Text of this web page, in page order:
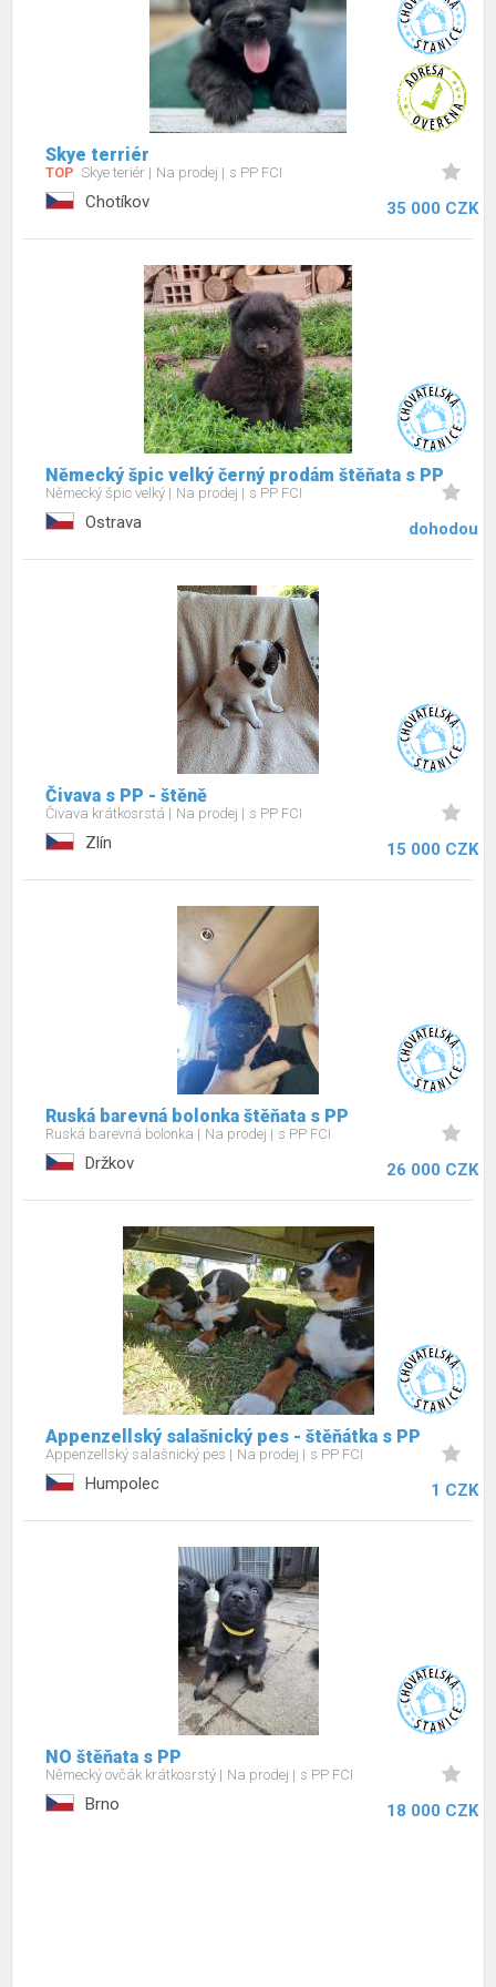
Skye terriér
TOP Skye teriér Na prodej s PP FCI
Chotíkov 35 000 CZK
Německý špic velký černý prodám štěňata s PP
Německý špic velký Na prodej s PP FCI
Ostrava dohodou
Čivava s PP - štěně
Čivava krátkosrstá Na prodej s PP FCI
Zlín 15 000 CZK
Ruská barevná bolonka štěňata s PP
Ruská barevná bolonka Na prodej s PP FCI
Držkov 26 000 CZK
Appenzellský salašnický pes - štěňátka s PP
Appenzellský salašnický pes Na prodej s PP FCI
Humpolec 1 CZK
NO štěňata s PP
Německý ovčák krátkosrstý Na prodej s PP FCI
Brno 18 000 CZK